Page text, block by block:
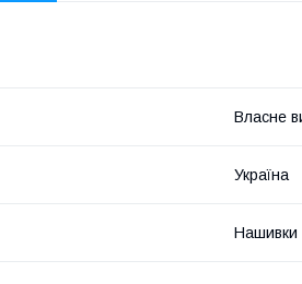
Власне
Україна
Нашивки